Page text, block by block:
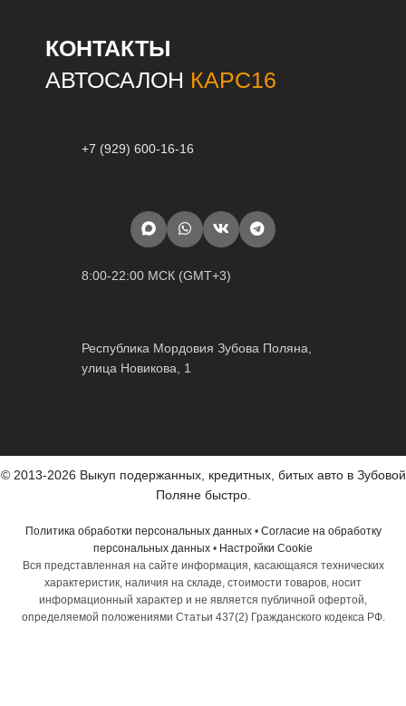
КОНТАКТЫ
АВТОСАЛОН КАРС16
+7 (929) 600-16-16
8:00-22:00 МСК (GMT+3)
Республика Мордовия Зубова Поляна,
улица Новикова, 1
© 2013-2026 Выкуп подержанных, кредитных, битых авто в Зубовой
Поляне быстро.
Политика обработки персональных данных• Согласие на обработку
персональных данных • Настройки Cookie
Вся представленная на сайте информация, касающаяся технических
характеристик, наличия на складе, стоимости товаров, носит
информационный характер и не является публичной офертой,
определяемой положениями Статьи 437(2) Гражданского кодекса РФ.